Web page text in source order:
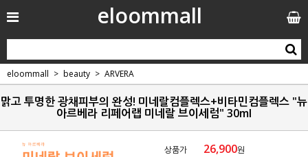
eloommall
eloommall beauty ARVERA
맑고 투명한 광채피부의 완성! 미네랄컴플렉스+비타민컴플렉스 "뉴
아르베라 리페어랩 미네랄 브이세럼" 30ml
상품가 26,900원